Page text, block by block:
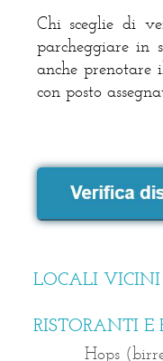
Chi sceglie di
parcheggiare in
anche prenotare
con posto
LOCALI VICINI
RISTORANTI E
Hops